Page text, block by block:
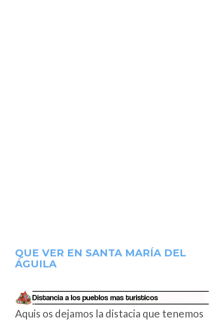
QUE VER EN SANTA MARÍA DEL
ÁGUILA
Aquis os dejamos la distacia que tenemos